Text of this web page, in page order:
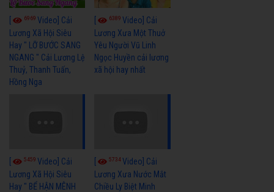
6969 Video] Cải
Lương Xã Hội Siêu
Hay " LỠ BƯỚC SANG
NGANG " Cải Lương Lệ
Thuỷ, Thanh Tuấn,
Hồng Nga
6389Video] Cải
Lương Xưa Một Thuở
Yêu Người Vũ Linh
Ngọc Huyền cải lương
xã hội hay nhất
5459 Video] Cải
Lương Xã Hội Siêu
Hay " BỂ HẬN MÊNH
5734Video] Cải
Lương Xưa Nước Mắt
Chiều Ly Biệt Minh